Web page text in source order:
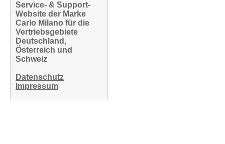
Service- & Support-
Website der Marke
Carlo Milano für die
Vertriebsgebiete
Deutschland,
Österreich und
Schweiz
Datenschutz
Impressum